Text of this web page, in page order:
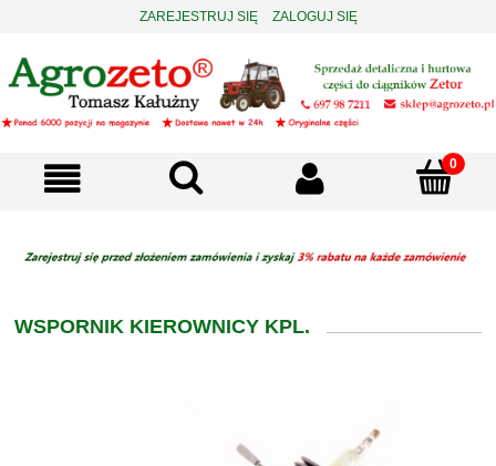
ZAREJESTRUJ SIĘ ZALOGUJ SIĘ
WSPORNIK KIEROWNICY KPL.